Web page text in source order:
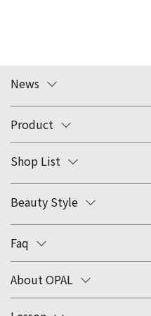
News
Product
Shop List
Beauty Style
Faq
About OPAL